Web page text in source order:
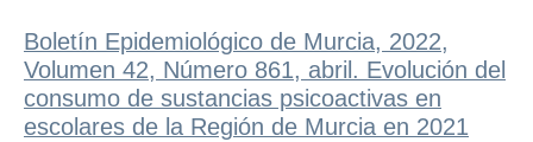
Boletín Epidemiológico de Murcia, 2022,
Volumen 42, Número 861, abril. Evolución del
consumo de sustancias psicoactivas en
escolares de la Región de Murcia en 2021